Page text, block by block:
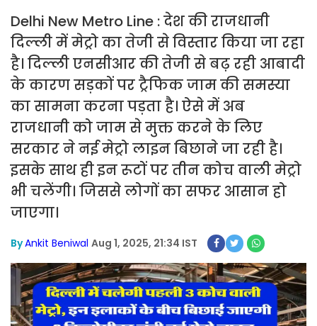
Delhi New Metro Line : देश की राजधानी
दिल्ली में मेट्रो का तेजी से विस्तार किया जा रहा
है। दिल्ली एनसीआर की तेजी से बढ़ रही आबादी
के कारण सड़कों पर ट्रैफिक जाम की समस्या
का सामना करना पड़ता है। ऐसे में अब
राजधानी को जाम से मुक्त करने के लिए
सरकार ने नई मेट्रो लाइन बिछाने जा रही है।
इसके साथ ही इन रूटों पर तीन कोच वाली मेट्रो
भी चलेंगी। जिससे लोगों का सफर आसान हो
जाएगा।
ByAnkit Beniwal Aug 1, 2025, 21:34 IST